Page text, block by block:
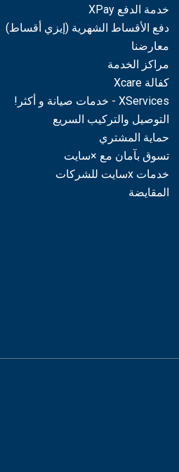
خدمة الدفع XPay
دفع الأقساط الشهرية (إيزي أقساط)
معارضنا
مراكز الخدمة
كفالة Xcare
XServices - خدمات صيانة و أكثر!
التوصيل والتركيب السريع
حماية المشتري
تسوق بآمان مع ×سايت
خدمات xسايت للشركات
المقايضة